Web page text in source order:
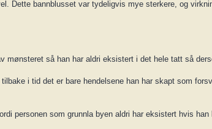
Dette bannblusset var tydeligvis mye sterkere, og
mønsteret så han har aldri eksistert i det hele tatt så
i tid det er bare hendelsene han har skapt som
personen som grunnla byen aldri har eksistert hvis han